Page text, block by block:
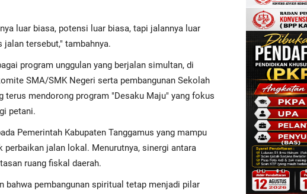
luar biasa, potensi luar biasa, tapi jalannya luar
jalan tersebut," tambahnya.
program unggulan yang berjalan simultan, di
SMA/SMK Negeri serta pembangunan Sekolah
mendorong program "Desaku Maju" yang fokus
petani.
Pemerintah Kabupaten Tanggamus yang mampu
jalan lokal. Menurutnya, sinergi antara
ruang fiskal daerah.
bahwa pembangunan spiritual tetap menjadi pilar